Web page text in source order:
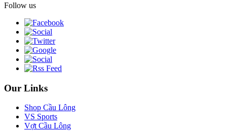
Follow us
Our Links
Shop Cầu Lông
VS Sports
Vợt Cầu Lông